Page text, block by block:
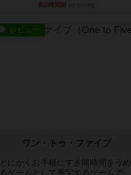
約1時間前
レビュー
ワン・トゥ・ファイブ
とにかくお手軽にすき間時間をうめ
るゲームとして重宝するゲームで